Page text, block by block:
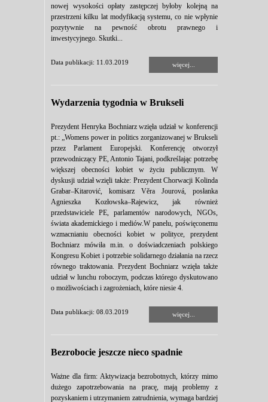
nowej wysokości opłaty zastępczej byłoby kolejną na
przestrzeni kilku lat modyfikacją systemu, co nie wpłynie
pozytywnie na pewność obrotu prawnego i
inwestycyjnego. Skutki...
Data publikacji: 11.03.2019 więcej...
Wydarzenia tygodnia w Brukseli
Prezydent Henryka Bochniarz wzięła udział w konferencji
pt.: „Womens power in politics zorganizowanej w Brukseli
przez Parlament Europejski. Konferencję otworzył
przewodniczący PE, Antonio Tajani, podkreślając potrzebę
większej obecności kobiet w życiu publicznym. W
dyskusji udział wzięli także: Prezydent Chorwacji Kolinda
Grabar–Kitarović, komisarz Věra Jourová, posłanka
Agnieszka Kozłowska–Rajewicz, jak również
przedstawiciele PE, parlamentów narodowych, NGOs,
świata akademickiego i mediów.W panelu, poświęconemu
wzmacnianiu obecności kobiet w polityce, prezydent
Bochniarz mówiła m.in. o doświadczeniach polskiego
Kongresu Kobiet i potrzebie solidarnego działania na rzecz
równego traktowania. Prezydent Bochniarz wzięła także
udział w lunchu roboczym, podczas którego dyskutowano
o możliwościach i zagrożeniach, które niesie 4.
Data publikacji: 08.03.2019 więcej...
Bezrobocie jeszcze nieco spadnie
Ważne dla firm: Aktywizacja bezrobotnych, którzy mimo
dużego zapotrzebowania na pracę, mają problemy z
pozyskaniem i utrzymaniem zatrudnienia, wymaga bardziej